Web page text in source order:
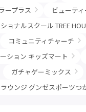
ープラス
ビューテ
ョナルスクール TREE
コミュニティチャーチ
ション キッズマート
ガチャゲーミックス
ウンジ グンゼスポーツつ